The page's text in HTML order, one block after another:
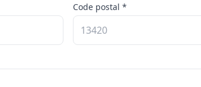
Code postal *